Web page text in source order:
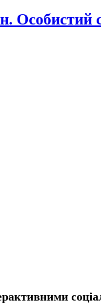
Особистий